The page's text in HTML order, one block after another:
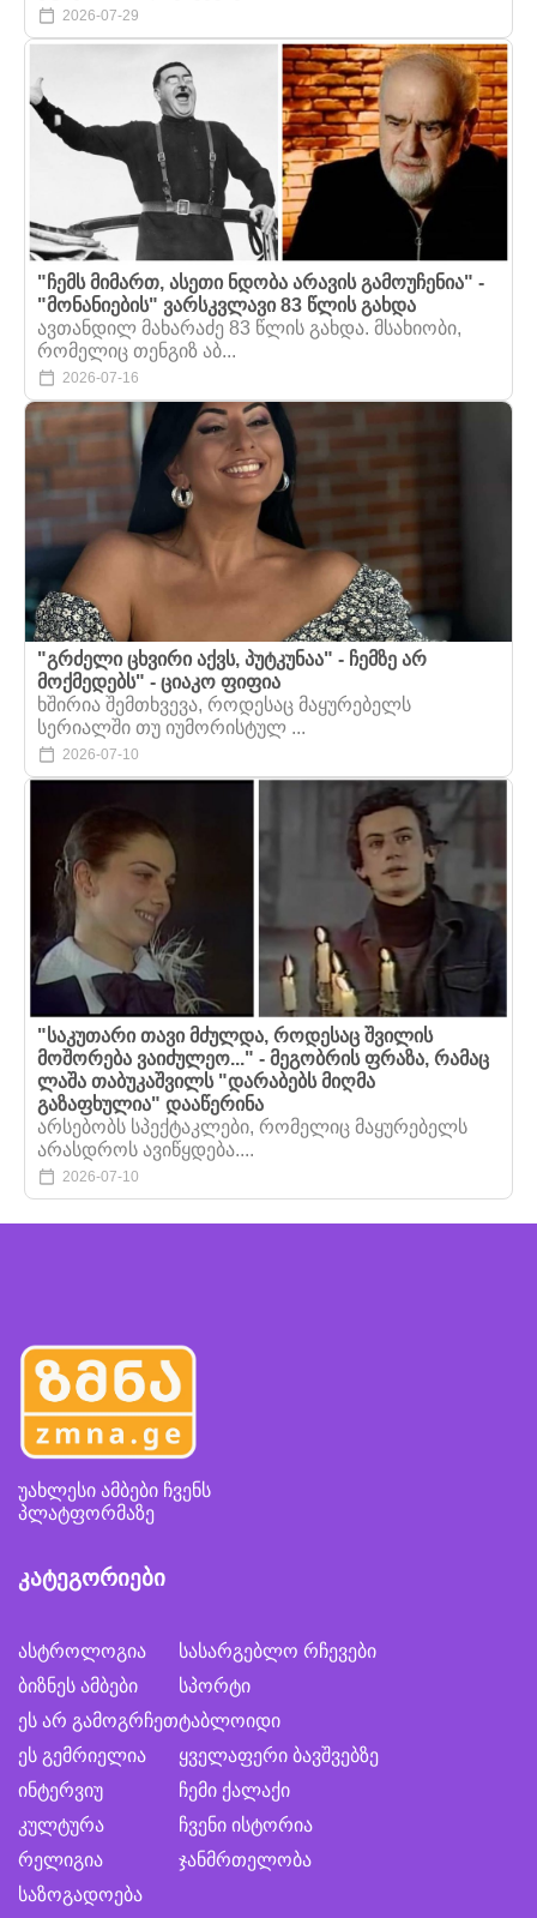
2026-07-29
"ჩემს მიმართ, ასეთი ნდობა არავის გამოუჩენია" -
"მონანიების" ვარსკვლავი 83 წლის გახდა
ავთანდილ მახარაძე 83 წლის გახდა. მსახიობი,
რომელიც თენგიზ აბ...
2026-07-16
"გრძელი ცხვირი აქვს, პუტკუნაა" - ჩემზე არ
მოქმედებს" - ციაკო ფიფია
ხშირია შემთხვევა, როდესაც მაყურებელს
სერიალში თუ იუმორისტულ ...
2026-07-10
"საკუთარი თავი მძულდა, როდესაც შვილის
მოშორება ვაიძულეო..." - მეგობრის ფრაზა, რამაც
ლაშა თაბუკაშვილს "დარაბებს მიღმა
გაზაფხულია" დააწერინა
არსებობს სპექტაკლები, რომელიც მაყურებელს
არასდროს ავიწყდება....
2026-07-10
უახლესი ამბები ჩვენს
პლატფორმაზე
კატეგორიები
ასტროლოგია
ბიზნეს ამბები
ეს არ გამოგრჩეთ
ეს გემრიელია
ინტერვიუ
კულტურა
რელიგია
საზოგადოება
სასარგებლო რჩევები
სპორტი
ტაბლოიდი
ყველაფერი ბავშვებზე
ჩემი ქალაქი
ჩვენი ისტორია
ჯანმრთელობა